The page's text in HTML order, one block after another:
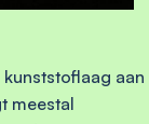
aan
meestal